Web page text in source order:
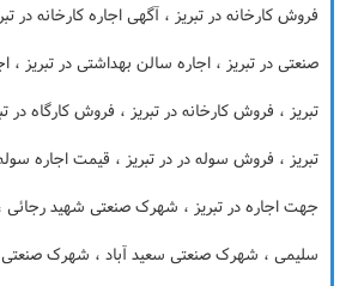
فروش کارخانه در تبریز ، آگهی اجاره کارخانه در
صنعتی در تبریز ، اجاره سالن بهداشتی در تبریز ،
تبریز ، فروش کارخانه در تبریز ، فروش کارگاه در
تبریز ، فروش سوله در در تبریز ، قیمت اجاره سوله
جهت اجاره در تبریز ، شهرک صنعتی شهید
سلیمی ، شهرک صنعتی سعید آباد ، شهرک صنعتی